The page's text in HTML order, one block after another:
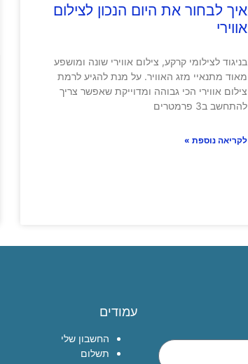
איך לבחור את היום הנכון לצילום
אווירי
בניגוד לצילומי קרקע, צילום אווירי שונה ומושפע
מאוד מתנאיי מזג האוויר. על מנת להגיע לרמת
צילום אווירי הכי גבוהה ומדוייקת שאפשר צריך
להתחשב ב3 פרמטרים
לקריאה נוספת »
עמודים
החשבון שלי
תשלום